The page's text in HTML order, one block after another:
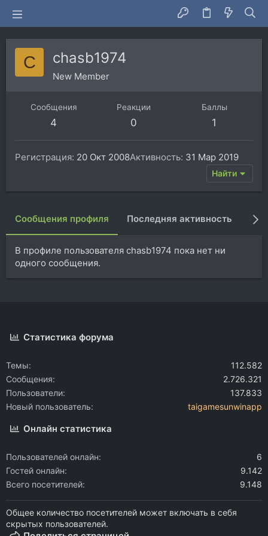
C chasb1974
New Member
Сообщения
4
Реакции
0
Баллы
1
Регистрация 20 Окт 2008Активность 31 Мар 2019
Найти
Сообщения профиля Последняя активность
В профиле пользователя chasb1974 пока нет ни
одного сообщения.
Статистика форума
Темы
112.582
Сообщения
2.726.321
Пользователи
137.833
Новый пользователь
taigamesunwinapp
Онлайн статистика
Пользователей онлайн
6
Гостей онлайн
9.142
Всего посетителей
9.148
Общее количество посетителей может включать в себя
скрытых пользователей.